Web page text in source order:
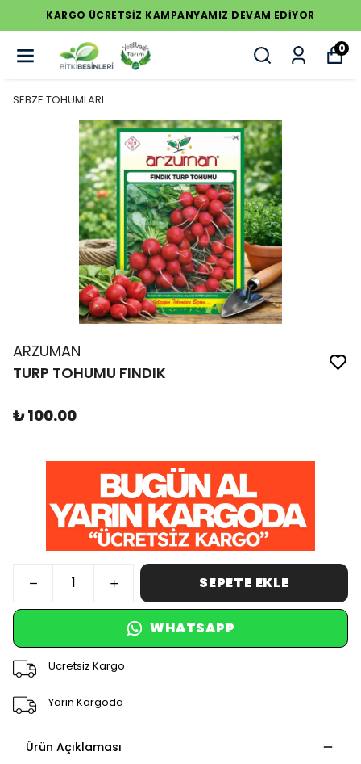
KARGO ÜCRETSİZ KAMPANYAMIZ DEVAM EDİYOR
0
SEBZE TOHUMLARI
ARZUMAN
TURP TOHUMU FINDIK
₺ 100.00
SEPETE EKLE
WHATSAPP
Ücretsiz Kargo
Yarın Kargoda
Ürün Açıklaması